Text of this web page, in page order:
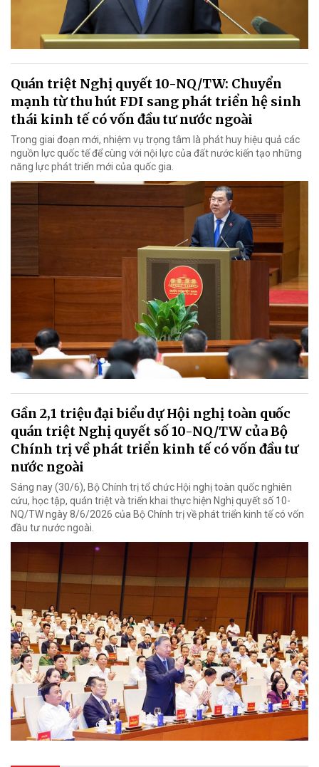
Quán triệt Nghị quyết 10-NQ/TW: Chuyển
mạnh từ thu hút FDI sang phát triển hệ sinh
thái kinh tế có vốn đầu tư nước ngoài
Trong giai đoạn mới, nhiệm vụ trọng tâm là phát huy hiệu quả các
nguồn lực quốc tế để cùng với nội lực của đất nước kiến tạo những
năng lực phát triển mới của quốc gia.
Gần 2,1 triệu đại biểu dự Hội nghị toàn quốc
quán triệt Nghị quyết số 10-NQ/TW của Bộ
Chính trị về phát triển kinh tế có vốn đầu tư
nước ngoài
Sáng nay (30/6), Bộ Chính trị tổ chức Hội nghị toàn quốc nghiên
cứu, học tập, quán triệt và triển khai thực hiện Nghị quyết số 10-
NQ/TW ngày 8/6/2026 của Bộ Chính trị về phát triển kinh tế có vốn
đầu tư nước ngoài.